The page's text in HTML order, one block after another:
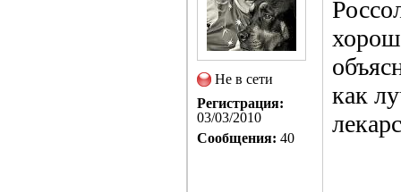
Не в сети
Регистрация:
03/03/2010
Сообщения: 40
как